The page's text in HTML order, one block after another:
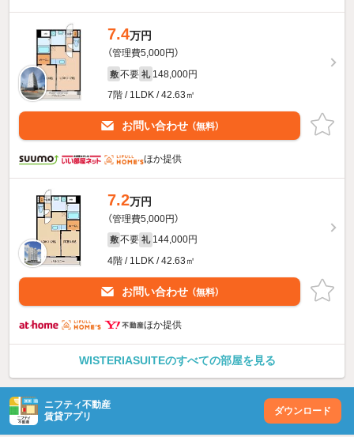
7.4万円
（管理費5,000円）
敷 不要 礼 148,000円
7階 / 1LDK / 42.63㎡
お問い合わせ （無料）
ほか提供
7.2万円
（管理費5,000円）
敷 不要 礼 144,000円
4階 / 1LDK / 42.63㎡
お問い合わせ （無料）
ほか提供
WISTERIASUITEのすべての部屋を見る
ニフティ不動産
賃貸アプリ
ダウンロード